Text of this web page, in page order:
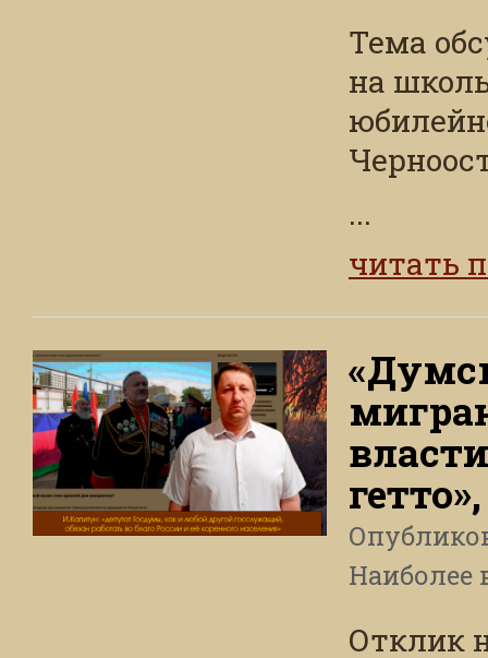
Тема
на
...
читать
Наиболее
Отклик